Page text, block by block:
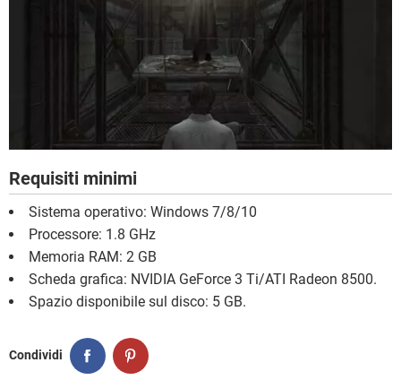
Requisiti minimi
Sistema operativo: Windows 7/8/10
Processore: 1.8 GHz
Memoria RAM: 2 GB
Scheda grafica: NVIDIA GeForce 3 Ti/ATI Radeon 8500.
Spazio disponibile sul disco: 5 GB.
Condividi